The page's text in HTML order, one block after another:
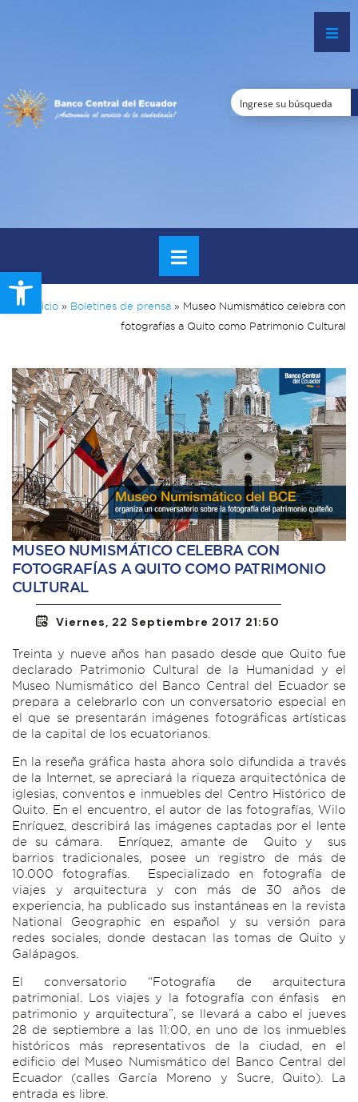
Open toolbar
Inicio » Boletines de prensa » Museo Numismático celebra con
fotografías a Quito como Patrimonio Cultural
MUSEO NUMISMÁTICO CELEBRA CON
FOTOGRAFÍAS A QUITO COMO PATRIMONIO
CULTURAL
Viernes, 22 Septiembre 2017 21:50
Treinta y nueve años han pasado desde que Quito fue
declarado Patrimonio Cultural de la Humanidad y el
Museo Numismático del Banco Central del Ecuador se
prepara a celebrarlo con un conversatorio especial en
el que se presentarán imágenes fotográficas artísticas
de la capital de los ecuatorianos.
En la reseña gráfica hasta ahora solo difundida a través
de la Internet, se apreciará la riqueza arquitectónica de
iglesias, conventos e inmuebles del Centro Histórico de
Quito. En el encuentro, el autor de las fotografías, Wilo
Enríquez, describirá las imágenes captadas por el lente
de su cámara. Enríquez, amante de Quito y sus
barrios tradicionales, posee un registro de más de
10.000 fotografías. Especializado en fotografía de
viajes y arquitectura y con más de 30 años de
experiencia, ha publicado sus instantáneas en la revista
National Geographic en español y su versión para
redes sociales, donde destacan las tomas de Quito y
Galápagos.
El conversatorio “Fotografía de arquitectura
patrimonial. Los viajes y la fotografía con énfasis en
patrimonio y arquitectura”, se llevará a cabo el jueves
28 de septiembre a las 11:00, en uno de los inmuebles
históricos más representativos de la ciudad, en el
edificio del Museo Numismático del Banco Central del
Ecuador (calles García Moreno y Sucre, Quito). La
entrada es libre.